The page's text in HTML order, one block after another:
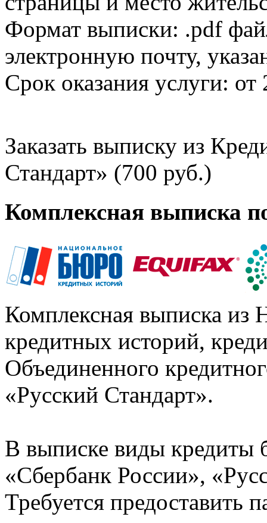
Формат выписки: .pdf
электронную почту,
Срок оказания услуги: от
Заказать выписку из
Стандарт» (700 руб.)
Комплексная выписка
Комплексная выписка из
кредитных историй,
Объединенного
«Русский Стандарт».
В выписке виды кредиты
«Сбербанк России»,
Требуется предоставить